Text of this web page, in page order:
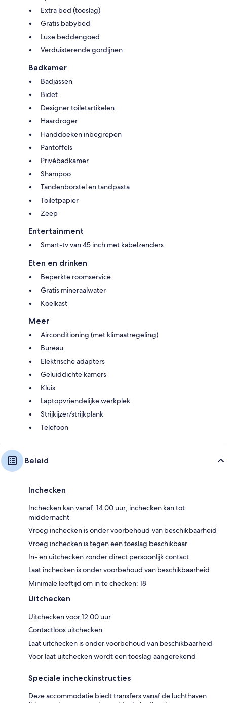
Extra bed (toeslag)
Gratis babybed
Luxe beddengoed
Verduisterende gordijnen
Badkamer
Badjassen
Bidet
Designer toiletartikelen
Haardroger
Handdoeken inbegrepen
Pantoffels
Privébadkamer
Shampoo
Tandenborstel en tandpasta
Toiletpapier
Zeep
Entertainment
Smart-tv van 45 inch met kabelzenders
Eten en drinken
Beperkte roomservice
Gratis mineraalwater
Koelkast
Meer
Airconditioning (met klimaatregeling)
Bureau
Elektrische adapters
Geluiddichte kamers
Kluis
Laptopvriendelijke werkplek
Strijkijzer/strijkplank
Telefoon
Beleid
Inchecken
Inchecken kan vanaf: 14.00 uur; inchecken kan tot:
middernacht
Vroeg inchecken is onder voorbehoud van beschikbaarheid
Vroeg inchecken is tegen een toeslag beschikbaar
In- en uitchecken zonder direct persoonlijk contact
Laat inchecken is onder voorbehoud van beschikbaarheid
Minimale leeftijd om in te checken: 18
Uitchecken
Uitchecken voor 12.00 uur
Contactloos uitchecken
Laat uitchecken is onder voorbehoud van beschikbaarheid
Voor laat uitchecken wordt een toeslag aangerekend
Speciale incheckinstructies
Deze accommodatie biedt transfers vanaf de luchthaven